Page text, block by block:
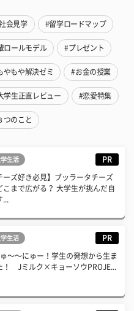
会見学 #留学ロードマップ
ロールモデル #プレゼント
やもや解決ゼミ #お金の授業
学生正直レビュー #恋愛特集
つのこと
生活 PR
ーズ好き必見】ブッラータチーズ
こまで広がる？ 大学生が挑んだ自
生活 PR
〜〜にゅー！学生の発想から生ま
！ Jミルク×キョーソウPROJE...